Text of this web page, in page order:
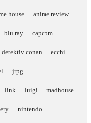
house anime review
blu ray capcom
detektiv conan ecchi
jrpg
link luigi madhouse
nintendo